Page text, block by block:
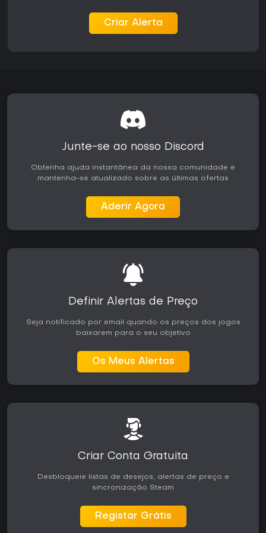
Criar Alerta
Junte-se ao nosso Discord
Obtenha ajuda instantânea da nossa comunidade e
mantenha-se atualizado sobre as últimas ofertas
Aderir Agora
Definir Alertas de Preço
Seja notificado por email quando os preços dos jogos
baixarem para o seu objetivo
Os Meus Alertas
Criar Conta Gratuita
Desbloqueie listas de desejos, alertas de preço e
sincronização Steam
Registar Grátis